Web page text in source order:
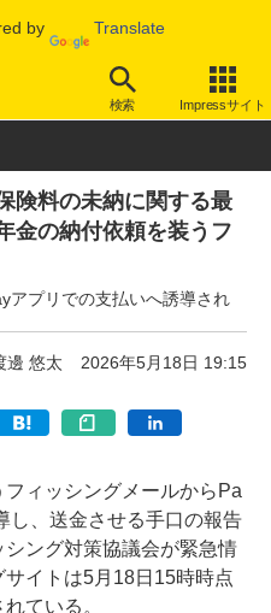
by Translate
検索 Impressサイト
詐欺/フィッシング
険料の未納に関する最
金の納付依頼を装うフ
アプリでの支払いへ誘導され
邊 悠太 2026年5月18日 19:15
ィッシングメールからPa
し、送金させる手口の報告
ング対策協議会が緊急情
イトは5月18日15時時点
ている。